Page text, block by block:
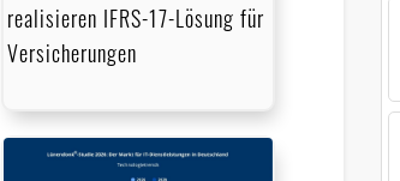
realisieren IFRS-17-Lösung für
Versicherungen